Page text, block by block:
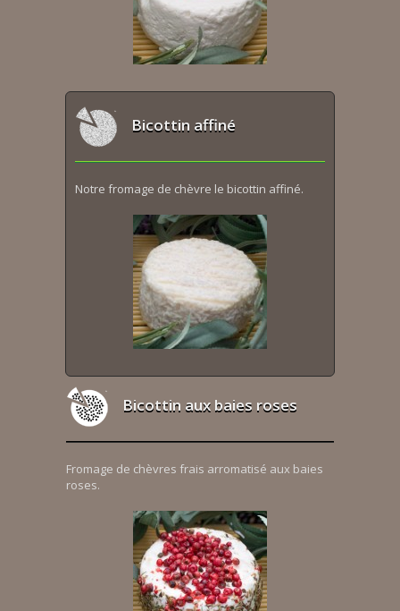
Bicottin affiné
Notre fromage de chèvre le bicottin affiné.
Bicottin aux baies roses
Fromage de chèvres frais arromatisé aux baies
roses.